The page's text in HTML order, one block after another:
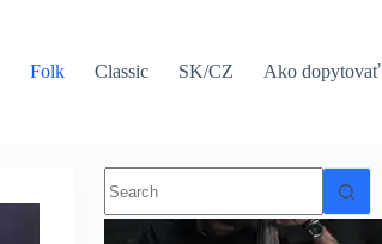
Folk Classic SK/CZ Ako dopytovať
results